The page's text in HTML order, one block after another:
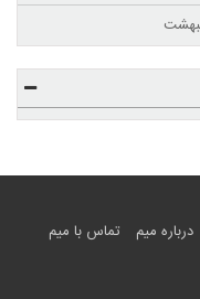
درباره میم
تماس با میم